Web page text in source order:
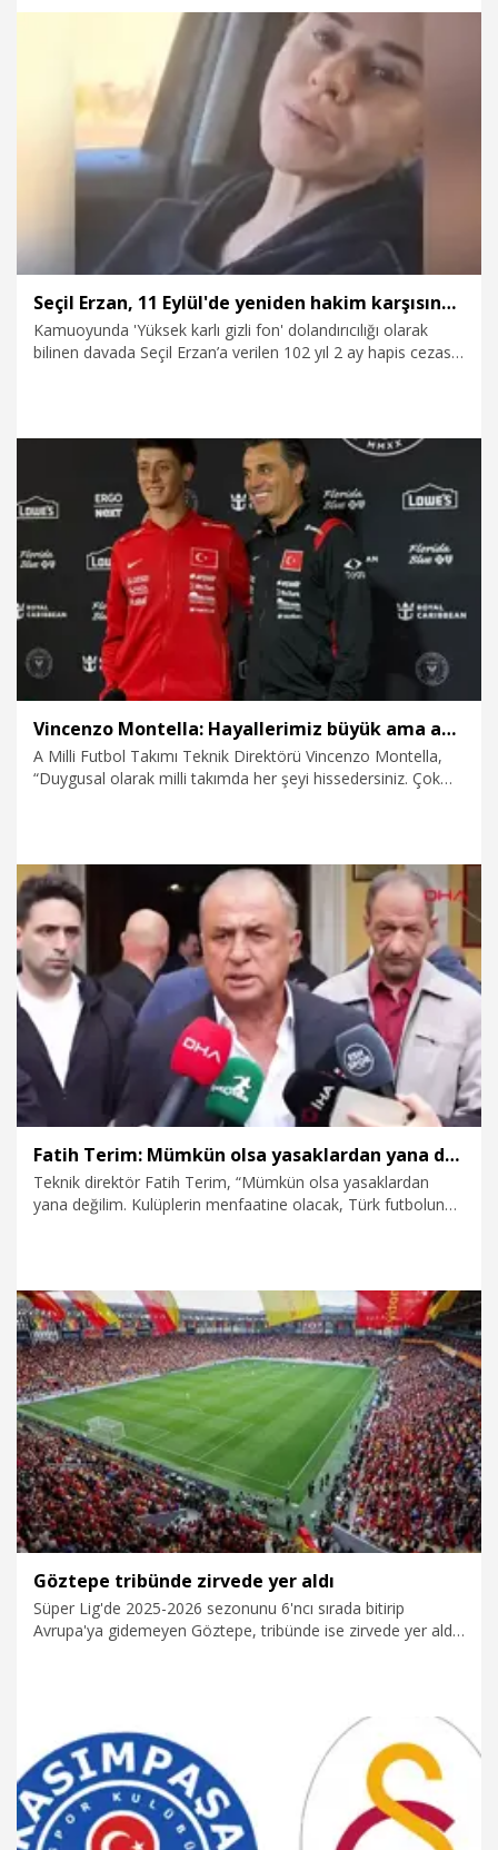
Adaları'yla berabere kalıyor. Enteresan sonuçlar var” dedi.
Spor
Seçil Erzan, 11 Eylül'de yeniden hakim karşısına çıkacak
Kamuoyunda 'Yüksek karlı gizli fon' dolandırıcılığı olarak
bilinen davada Seçil Erzan’a verilen 102 yıl 2 ay hapis cezası,
10.06.2026 Gündem
Vincenzo Montella: Hayallerimiz büyük ama adım adım ilerlememiz lazım
A Milli Futbol Takımı Teknik Direktörü Vincenzo Montella,
“Duygusal olarak milli takımda her şeyi hissedersiniz. Çok
5.06.2026 Spor
Fatih Terim: Mümkün olsa yasaklardan yana değilim
Teknik direktör Fatih Terim, “Mümkün olsa yasaklardan
yana değilim. Kulüplerin menfaatine olacak, Türk futbolunun
Doğru bir şeye karar verilmesi lazım” dedi.
23.05.2026 Spor
Göztepe tribünde zirvede yer aldı
Süper Lig'de 2025-2026 sezonunu 6'ncı sırada bitirip
Avrupa'ya gidemeyen Göztepe, tribünde ise zirvede yer aldı.
yakalayarak tüm rakiplerini geride bıraktı. Göztepe bu sezon
maç başına 18 bin 363 seyirciyle müsabakalarını oynadı.
22.05.2026 Spor